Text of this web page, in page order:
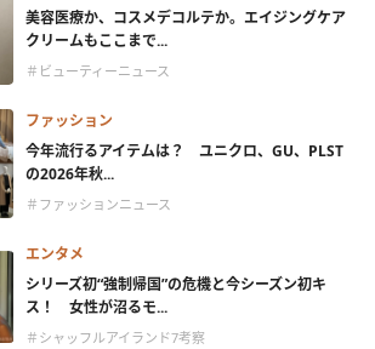
美容医療か、コスメデコルテか。エイジングケア
クリームもここまで...
＃ビューティーニュース
ファッション
今年流行るアイテムは？ ユニクロ、GU、PLST
の2026年秋...
＃ファッションニュース
エンタメ
シリーズ初“強制帰国”の危機と今シーズン初キ
ス！ 女性が沼るモ...
＃シャッフルアイランド7考察